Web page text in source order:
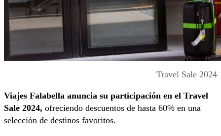
Travel Sale 2024
Viajes Falabella anuncia su participación en el Travel
Sale 2024, ofreciendo descuentos de hasta 60% en una
selección de destinos favoritos.